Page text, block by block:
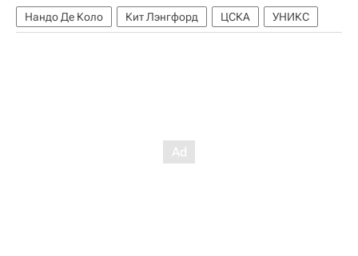
Нандо Де Коло Кит Лэнгфорд ЦСКА УНИКС